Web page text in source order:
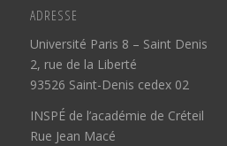
ADRESSE
Université Paris 8 – Saint Denis
2, rue de la Liberté
93526 Saint-Denis cedex 02
INSPÉ de l’académie de Créteil
Rue Jean Macé